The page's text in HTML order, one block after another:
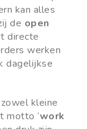
kan alles
de open
directe
werken
dagelijkse
kleine
motto ‘work